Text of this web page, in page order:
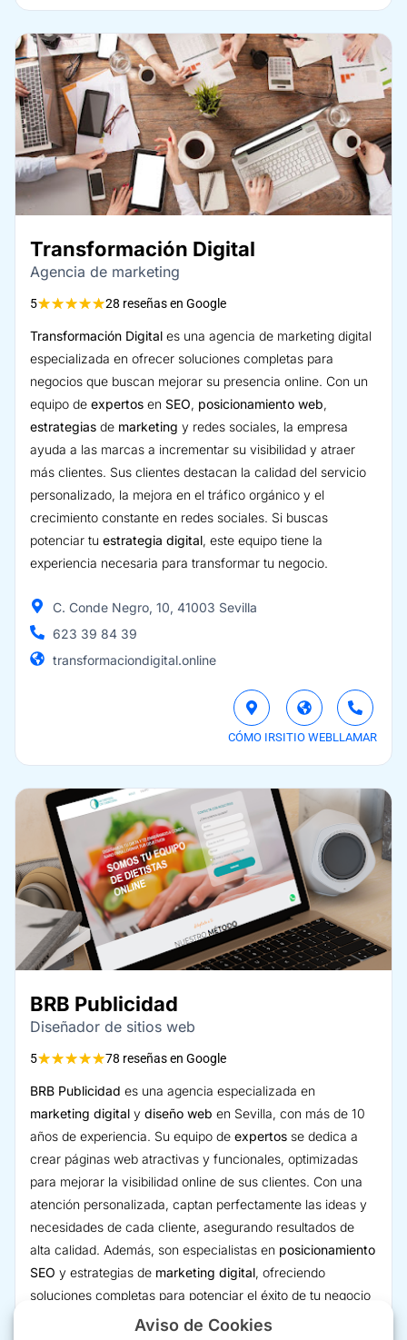
Aviso de Cookies
Transformación Digital
Agencia de marketing
5★★★★★28 reseñas en Google
Transformación Digital es una agencia de marketing digital
especializada en ofrecer soluciones completas para
negocios que buscan mejorar su presencia online. Con un
equipo de expertos en SEO, posicionamiento web,
estrategias de marketing y redes sociales, la empresa
ayuda a las marcas a incrementar su visibilidad y atraer
más clientes. Sus clientes destacan la calidad del servicio
personalizado, la mejora en el tráfico orgánico y el
crecimiento constante en redes sociales. Si buscas
potenciar tu estrategia digital, este equipo tiene la
experiencia necesaria para transformar tu negocio.
C. Conde Negro, 10, 41003 Sevilla
623 39 84 39
transformaciondigital.online
CÓMO IRSITIO WEBLLAMAR
BRB Publicidad
Diseñador de sitios web
5★★★★★78 reseñas en Google
BRB Publicidad es una agencia especializada en
marketing digital y diseño web en Sevilla, con más de 10
años de experiencia. Su equipo de expertos se dedica a
crear páginas web atractivas y funcionales, optimizadas
para mejorar la visibilidad online de sus clientes. Con una
atención personalizada, captan perfectamente las ideas y
necesidades de cada cliente, asegurando resultados de
alta calidad. Además, son especialistas en posicionamiento
SEO y estrategias de marketing digital, ofreciendo
soluciones completas para potenciar el éxito de tu negocio